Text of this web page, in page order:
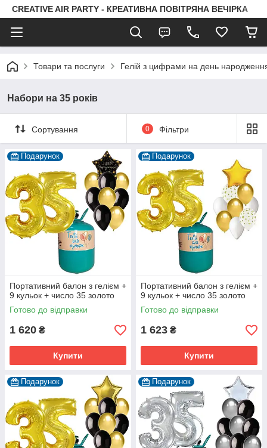
CREATIVE AIR PARTY - КРЕАТИВНА ПОВІТРЯНА ВЕЧІРКА
Товари та послуги Гелій з цифрами на день
Набори на 35 років
Сортування 0 Фільтри
Подарунок
Портативний балон з гелієм +
9 кульок + число 35 золото
Готово до відправки
1 620 ₴
Купити
Подарунок
Портативний балон з гелієм +
9 кульок + число 35 золото
Готово до відправки
1 623 ₴
Купити
Подарунок Подарунок